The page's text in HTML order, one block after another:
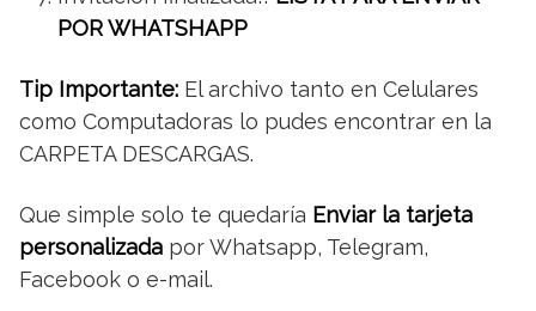
POR WHATSHAPP
Tip Importante: El archivo tanto en Celulares
como Computadoras lo pudes encontrar en la
CARPETA DESCARGAS.
Que simple solo te quedaría Enviar la tarjeta
personalizada por Whatsapp, Telegram,
Facebook o e-mail.